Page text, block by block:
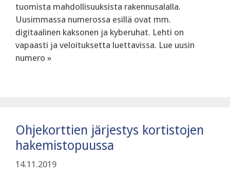
tuomista mahdollisuuksista rakennusalalla.
Uusimmassa numerossa esillä ovat mm.
digitaalinen kaksonen ja kyberuhat. Lehti on
vapaasti ja veloituksetta luettavissa. Lue uusin
numero »
Ohjekorttien järjestys kortistojen
hakemistopuussa
14.11.2019